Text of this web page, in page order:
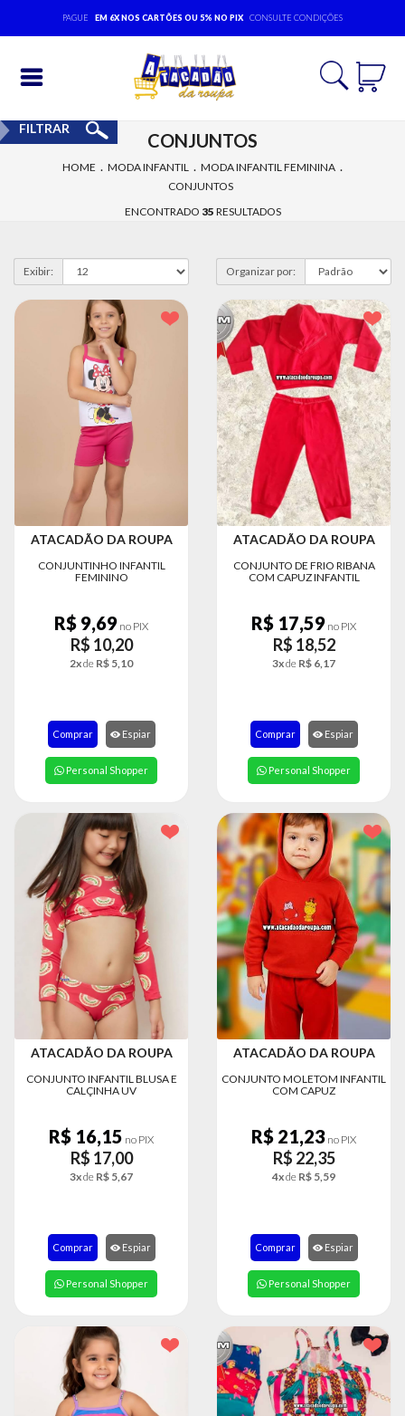
PAGUE EM 6X NOS CARTÕES OU 5% NO PIX CONSULTE CONDIÇÕES
Cadastrar
MODA
BEBÊ
MODA
MODA
PREÇO
ÚNICO
BLUSAS
SALDO
NOSSAS
PROMOÇÕES
MARCAS
ATENDIMENTO
Chat
WhatsApp
Envie-
mensagem
CONJUNTOS
HOME . MODA INFANTIL . MODA INFANTIL FEMININA .
CONJUNTOS
ENCONTRADO 35 RESULTADOS
Organizar por:
Exibir:
ATACADÃO DA ROUPA
CONJUNTINHO INFANTIL
FEMININO
R$ 9,69 no PIX
R$ 10,20
2xde R$ 5,10
Comprar Espiar
Personal Shopper
ATACADÃO DA ROUPA
CONJUNTO DE FRIO RIBANA
COM CAPUZ INFANTIL
R$ 17,59 no PIX
R$ 18,52
3xde R$ 6,17
Comprar Espiar
Personal Shopper
ATACADÃO DA ROUPA
CONJUNTO INFANTIL BLUSA E
CALÇINHA UV
R$ 16,15 no PIX
R$ 17,00
3xde R$ 5,67
Comprar Espiar
Personal Shopper
ATACADÃO DA ROUPA
CONJUNTO MOLETOM INFANTIL
COM CAPUZ
R$ 21,23 no PIX
R$ 22,35
4xde R$ 5,59
Comprar Espiar
Personal Shopper
FILTRAR